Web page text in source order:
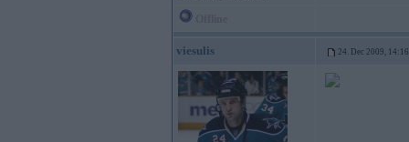
viesulis 24. Dec 2009, 14:16